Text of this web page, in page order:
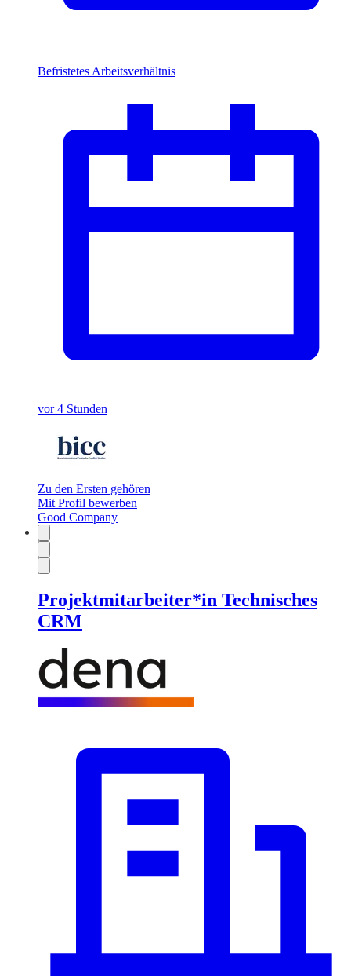
Befristetes Arbeitsverhältnis
vor 4 Stunden
Zu den Ersten gehören
Mit Profil bewerben
Good Company
Projektmitarbeiter*in Technisches
CRM